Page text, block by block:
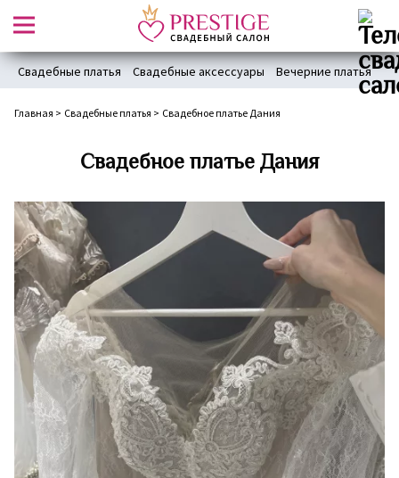
Свадебные платья Свадебные аксессуары Вечерние платья
Главная > Свадебные платья > Свадебное платье Дания
Свадебное платье Дания